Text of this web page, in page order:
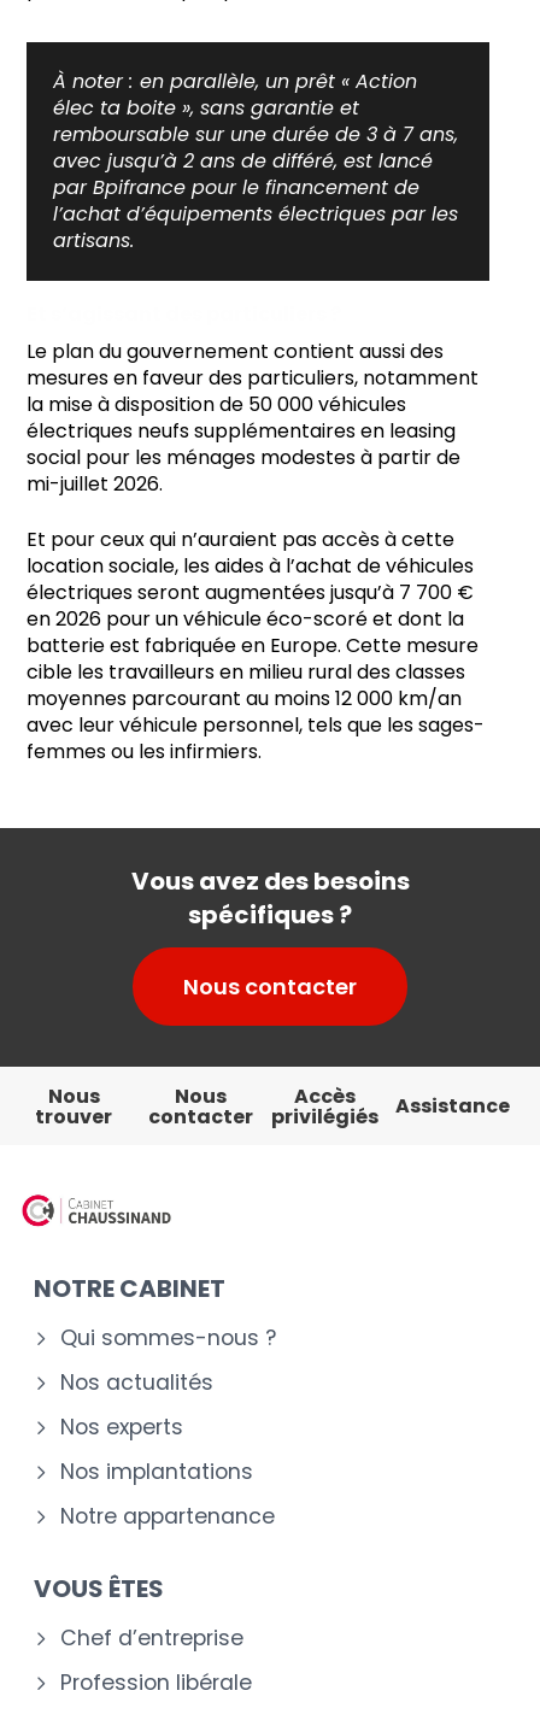
À noter : en parallèle, un prêt « Action
élec ta boite », sans garantie et
remboursable sur une durée de 3 à 7 ans,
avec jusqu’à 2 ans de différé, est lancé
par Bpifrance pour le financement de
l’achat d’équipements électriques par les
artisans.
Le plan du gouvernement contient aussi des
mesures en faveur des particuliers, notamment
la mise à disposition de 50 000 véhicules
électriques neufs supplémentaires en leasing
social pour les ménages modestes à partir de
mi-juillet 2026.
Et pour ceux qui n’auraient pas accès à cette
location sociale, les aides à l’achat de véhicules
électriques seront augmentées jusqu’à 7 700 €
en 2026 pour un véhicule éco-scoré et dont la
batterie est fabriquée en Europe. Cette mesure
cible les travailleurs en milieu rural des classes
moyennes parcourant au moins 12 000 km/an
avec leur véhicule personnel, tels que les sages-
femmes ou les infirmiers.
Vous avez des besoins
spécifiques ?
Nous contacter
Nous
trouver
Nous
contacter
Accès
privilégiés Assistance
NOTRE CABINET
Qui sommes-nous ?
Nos actualités
Nos experts
Nos implantations
Notre appartenance
VOUS ÊTES
Chef d’entreprise
Profession libérale